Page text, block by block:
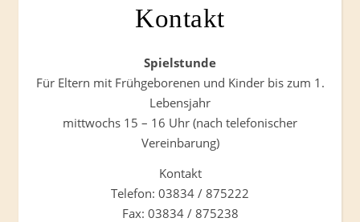
Kontakt
Spielstunde
Für Eltern mit Frühgeborenen und Kinder bis zum 1.
Lebensjahr
mittwochs 15 – 16 Uhr (nach telefonischer
Vereinbarung)
Kontakt
Telefon: 03834 / 875222
Fax: 03834 / 875238